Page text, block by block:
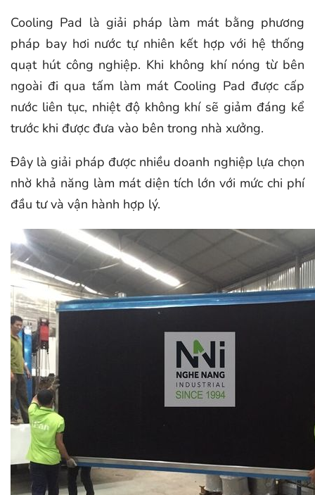
Cooling Pad là giải pháp làm mát bằng phương
pháp bay hơi nước tự nhiên kết hợp với hệ thống
quạt hút công nghiệp. Khi không khí nóng từ bên
ngoài đi qua tấm làm mát Cooling Pad được cấp
nước liên tục, nhiệt độ không khí sẽ giảm đáng kể
trước khi được đưa vào bên trong nhà xưởng.
Đây là giải pháp được nhiều doanh nghiệp lựa chọn
nhờ khả năng làm mát diện tích lớn với mức chi phí
đầu tư và vận hành hợp lý.